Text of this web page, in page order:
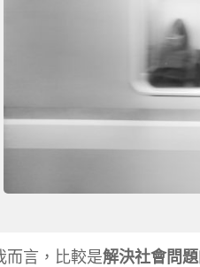
而言，比較是解決社會問